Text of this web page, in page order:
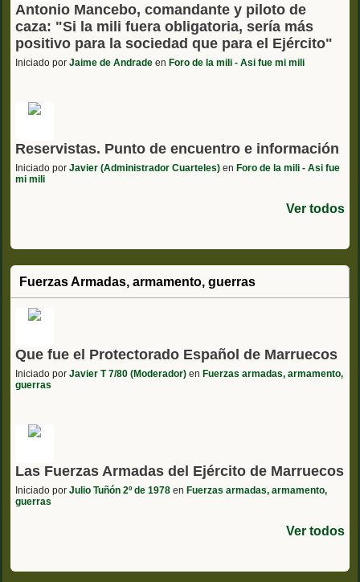
Antonio Mancebo, comandante y piloto de
caza: "Si la mili fuera obligatoria, sería más
positivo para la sociedad que para el Ejército"
Iniciado por Jaime de Andrade en Foro de la mili - Asi fue mi mili
Reservistas. Punto de encuentro e información
Iniciado por Javier (Administrador Cuarteles) en Foro de la mili - Asi fue
mi mili
Ver todos
Fuerzas Armadas, armamento, guerras
Que fue el Protectorado Español de Marruecos
Iniciado por Javier T 7/80 (Moderador) en Fuerzas armadas, armamento,
guerras
Las Fuerzas Armadas del Ejército de Marruecos
Iniciado por Julio Tuñón 2º de 1978 en Fuerzas armadas, armamento,
guerras
Ver todos